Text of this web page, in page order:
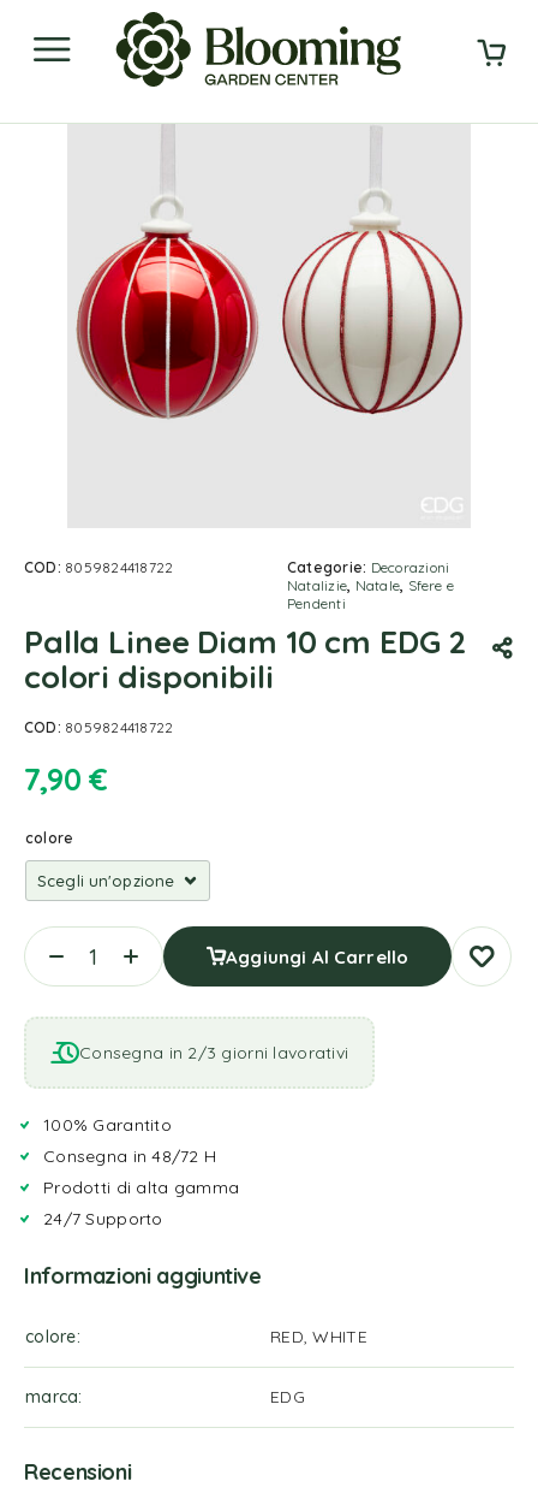
COD: 8059824418722 Categorie: Decorazioni
Natalizie, Natale, Sfere e
Pendenti
Palla Linee Diam 10 cm EDG 2
colori disponibili
COD: 8059824418722
7,90 €
colore
Aggiungi Al Carrello
Consegna in 2/3 giorni lavorativi
100% Garantito
Consegna in 48/72 H
Prodotti di alta gamma
24/7 Supporto
Informazioni aggiuntive
colore RED, WHITE
marca EDG
Recensioni